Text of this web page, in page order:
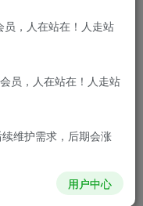
，人在站在！人走站
员，人在站在！人走站
维护需求，后期会涨
用户中心